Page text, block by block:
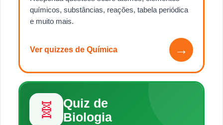
químicos, substâncias, reações, tabela periódica
e muito mais.
Ver quizzes de Química →
🧬
Quiz de
Biologia